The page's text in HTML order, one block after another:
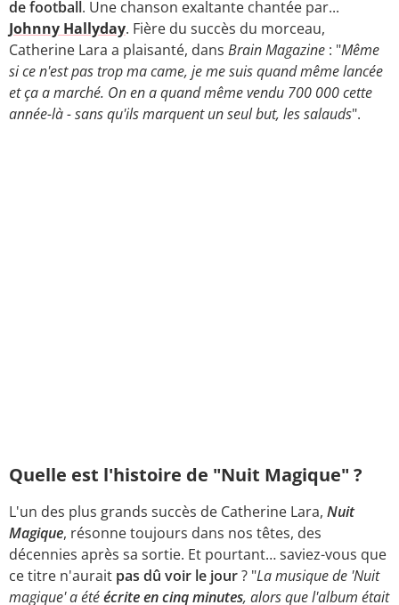
de football. Une chanson exaltante chantée par...
Johnny Hallyday. Fière du succès du morceau,
Catherine Lara a plaisanté, dans Brain Magazine : "Même
si ce n'est pas trop ma came, je me suis quand même lancée
et ça a marché. On en a quand même vendu 700 000 cette
année-là - sans qu'ils marquent un seul but, les salauds".
Quelle est l'histoire de "Nuit Magique" ?
L'un des plus grands succès de Catherine Lara, Nuit
Magique, résonne toujours dans nos têtes, des
décennies après sa sortie. Et pourtant… saviez-vous que
ce titre n'aurait pas dû voir le jour? "La musique de 'Nuit
magique' a étéécrite en cinq minutes, alors que l'album était